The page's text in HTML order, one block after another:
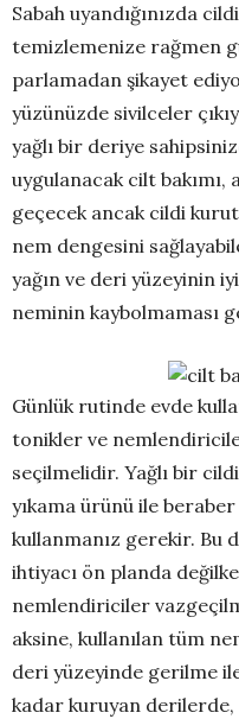
Sabah uyandığınızda
temizlemenize rağmen
parlamadan şikayet
yüzünüzde sivilceler
yağlı bir deriye
uygulanacak cilt bakımı,
geçecek ancak cildi
nem dengesini
yağın ve deri yüzeyinin
neminin kaybolmaması
Günlük rutinde evde
tonikler ve
seçilmelidir. Yağlı bir
yıkama ürünü ile beraber
kullanmanız gerekir.
ihtiyacı ön planda
nemlendiriciler
aksine, kullanılan tüm
deri yüzeyinde gerilme
kadar kuruyan derilerde,